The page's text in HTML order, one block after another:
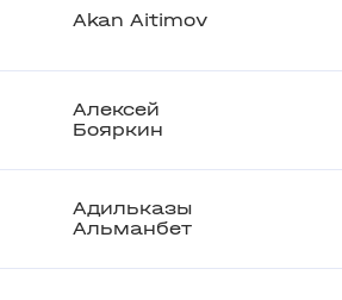
Akan Aitimov
Алексей
Бояркин
Адильказы
Альманбет